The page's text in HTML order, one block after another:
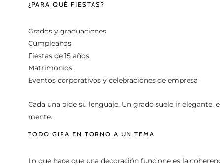
¿PARA QUÉ FIESTAS?
Grados y graduaciones
Cumpleaños
Fiestas de 15 años
Matrimonios
Eventos corporativos y celebraciones de empresa
Cada una pide su lenguaje. Un grado suele ir
mente.
TODO GIRA EN TORNO A UN TEMA
Lo que hace que una decoración funcione es la